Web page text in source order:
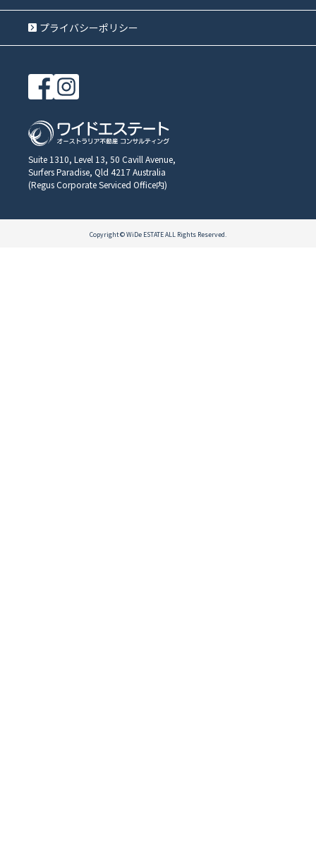
プライバシーポリシー
Suite 1310, Level 13, 50 Cavill Avenue,
Surfers Paradise, Qld 4217 Australia
(Regus Corporate Serviced Office内)
Copyright © WiDe ESTATE ALL Rights Reserved.